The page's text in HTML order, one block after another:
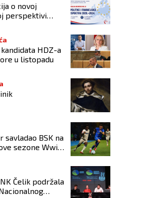
o novoj
perspektivi
2028.–2034.
HDZ-a
u listopadu
savladao BSK na
sezone Wwin
Čelik podržala